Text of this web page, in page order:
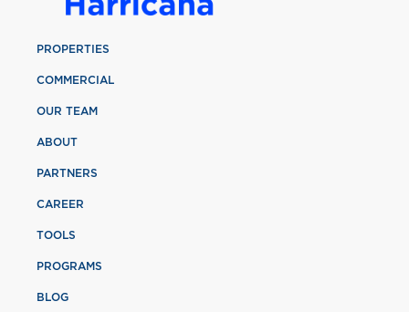
PROPERTIES
COMMERCIAL
OUR TEAM
ABOUT
PARTNERS
CAREER
TOOLS
PROGRAMS
BLOG